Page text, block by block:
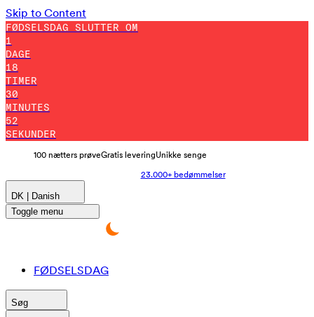
Skip to Content
FØDSELSDAG SLUTTER OM
1
DAGE
18
TIMER
30
MINUTES
47
SEKUNDER
100 nætters prøveGratis leveringUnikke senge
23.000+ bedømmelser
DK | Danish
Toggle menu
FØDSELSDAG
Søg